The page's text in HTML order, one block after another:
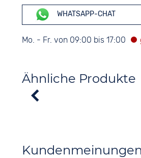
WHATSAPP-CHAT
Mo. - Fr. von 09:00 bis 17:00
Ähnliche Produkte